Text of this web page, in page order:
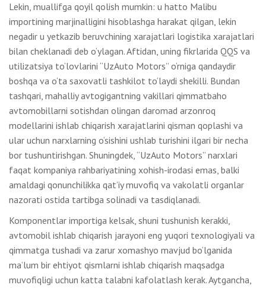
Lekin, muallifga qoyil qolish mumkin: u hatto Malibu
importining marjinalligini hisoblashga harakat qilgan, lekin
negadir u yetkazib beruvchining xarajatlari logistika xarajatlari
bilan cheklanadi deb o‘ylagan. Aftidan, uning fikrlarida QQS va
utilizatsiya to‘lovlarini “UzAuto Motors” o‘rniga qandaydir
boshqa va o‘ta saxovatli tashkilot to‘laydi shekilli. Bundan
tashqari, mahalliy avtogigantning vakillari qimmatbaho
avtomobillarni sotishdan olingan daromad arzonroq
modellarini ishlab chiqarish xarajatlarini qisman qoplashi va
ular uchun narxlarning o‘sishini ushlab turishini ilgari bir necha
bor tushuntirishgan. Shuningdek, “UzAuto Motors” narxlari
faqat kompaniya rahbariyatining xohish-irodasi emas, balki
amaldagi qonunchilikka qat’iy muvofiq va vakolatli organlar
nazorati ostida tartibga solinadi va tasdiqlanadi.
Komponentlar importiga kelsak, shuni tushunish kerakki,
avtomobil ishlab chiqarish jarayoni eng yuqori texnologiyali va
qimmatga tushadi va zarur xomashyo mavjud bo‘lganida
ma’lum bir ehtiyot qismlarni ishlab chiqarish maqsadga
muvofiqligi uchun katta talabni kafolatlash kerak. Aytgancha,